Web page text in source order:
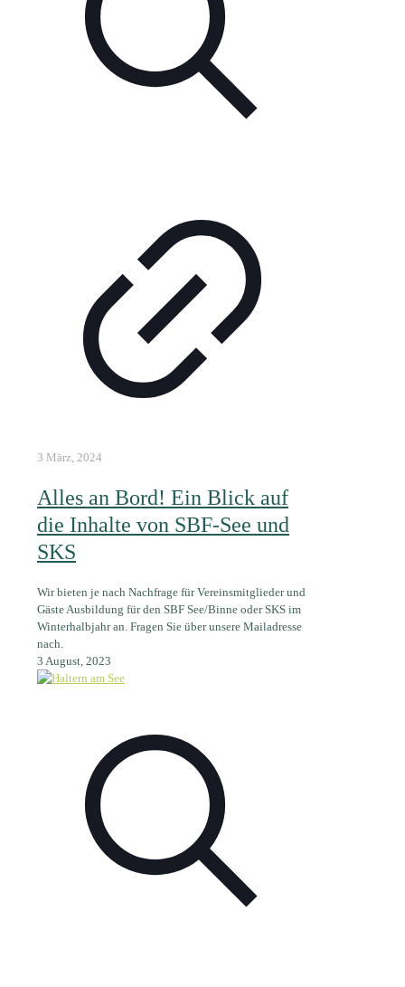
3 März, 2024
Alles an Bord! Ein Blick auf
die Inhalte von SBF-See und
SKS
Wir bieten je nach Nachfrage für Vereinsmitglieder und
Gäste Ausbildung für den SBF See/Binne oder SKS im
Winterhalbjahr an. Fragen Sie über unsere Mailadresse
nach.
3 August, 2023